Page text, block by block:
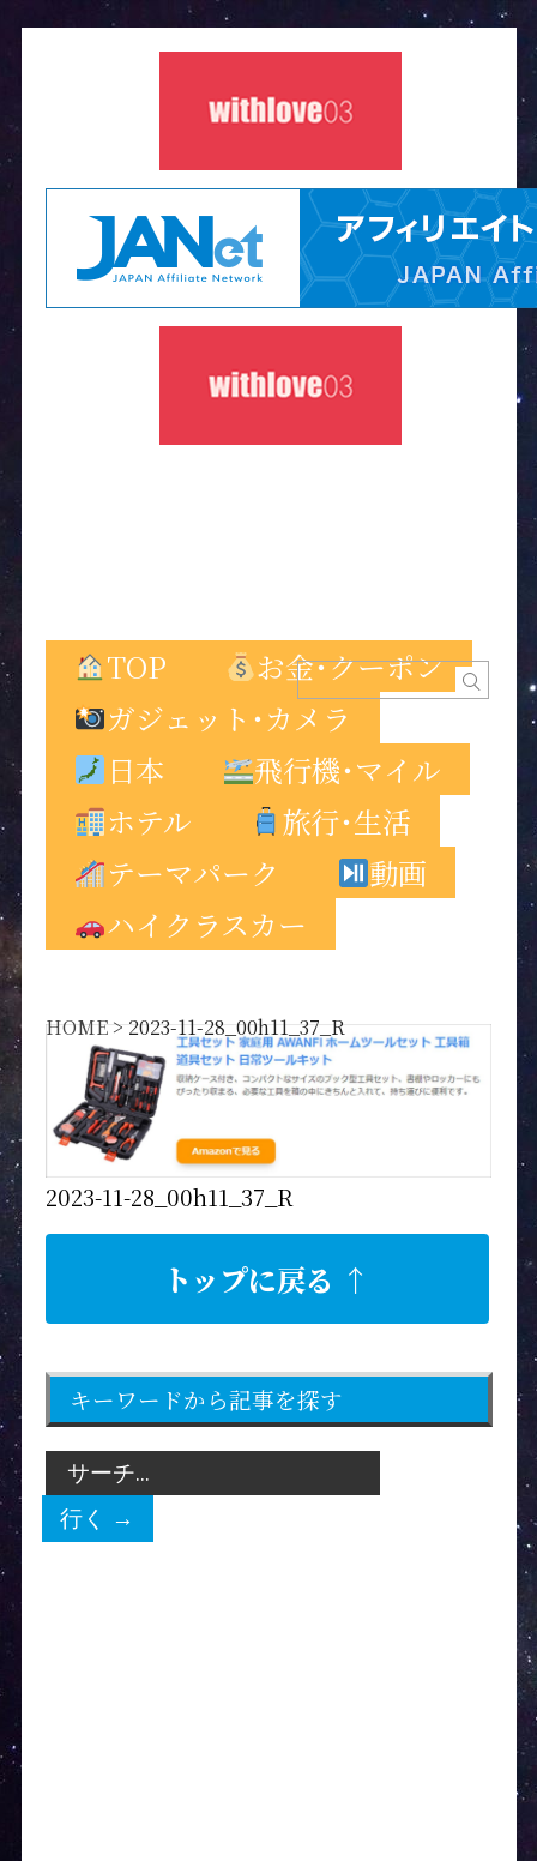
TOP
お金･クーポン
ガジェット･カメラ
日本
飛行機･マイル
ホテル
旅行･生活
テーマパーク
動画
ハイクラスカー
HOME>2023-11-28_00h11_37_R
2023-11-28_00h11_37_R
トップに戻る ↑
キーワードから記事を探す